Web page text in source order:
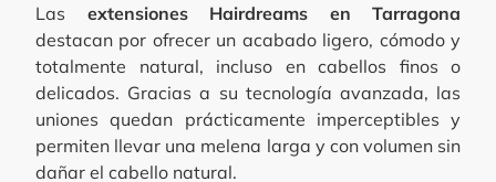
Las extensiones Hairdreams en Tarragona
destacan por ofrecer un acabado ligero, cómodo y
totalmente natural, incluso en cabellos finos o
delicados. Gracias a su tecnología avanzada, las
uniones quedan prácticamente imperceptibles y
permiten llevar una melena larga y con volumen sin
dañar el cabello natural.